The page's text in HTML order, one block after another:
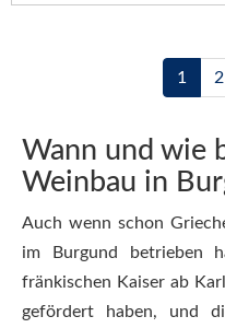
1 2
Wann und wie
Weinbau in
Auch wenn schon
im Burgund betrieben
fränkischen Kaiser ab
gefördert haben, und